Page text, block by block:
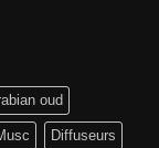
oud
Diffuseurs